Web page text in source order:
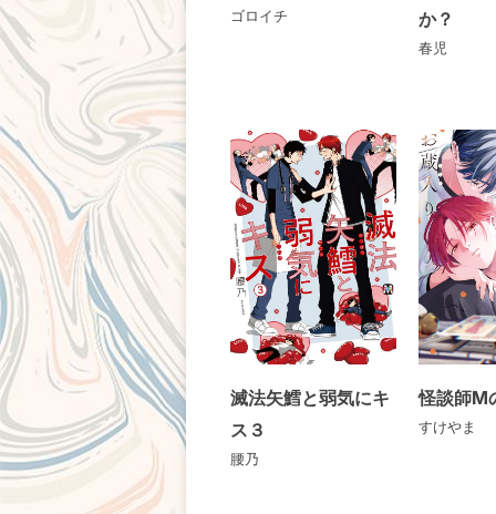
ゴロイチ
か？
春児
滅法矢鱈と弱気にキ
ス３
腰乃
怪談師M
すけやま